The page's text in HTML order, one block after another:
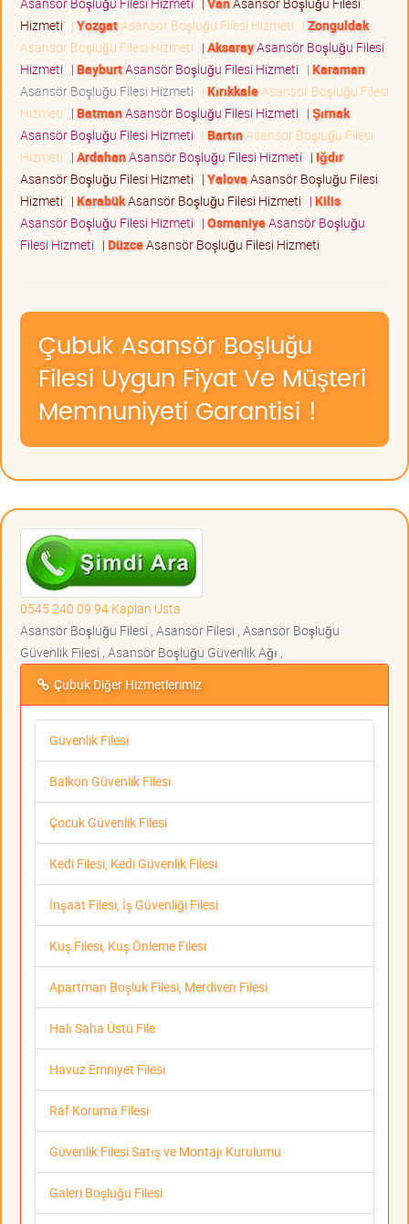
Hizmeti | YozgatAsansör Boşluğu Filesi Hizmeti | Zonguldak
Asansör Boşluğu Filesi Hizmeti | AksarayAsansör Boşluğu Filesi
Hizmeti | BayburtAsansör Boşluğu Filesi Hizmeti | Karaman
Asansör Boşluğu Filesi Hizmeti | KırıkkaleAsansör Boşluğu Filesi
Hizmeti | BatmanAsansör Boşluğu Filesi Hizmeti | Şırnak
Asansör Boşluğu Filesi Hizmeti | BartınAsansör Boşluğu Filesi
Hizmeti | ArdahanAsansör Boşluğu Filesi Hizmeti | Iğdır
Asansör Boşluğu Filesi Hizmeti | YalovaAsansör Boşluğu Filesi
Hizmeti | KarabükAsansör Boşluğu Filesi Hizmeti | Kilis
Asansör Boşluğu Filesi Hizmeti | OsmaniyeAsansör Boşluğu
Filesi Hizmeti | DüzceAsansör Boşluğu Filesi Hizmeti
Çubuk Asansör Boşluğu
Filesi Uygun Fiyat Ve Müşteri
Memnuniyeti Garantisi !
0545 240 09 94 Kaplan Usta
Asansör Boşluğu Filesi , Asansör Filesi , Asansör Boşluğu
Güvenlik Filesi , Asansör Boşluğu Güvenlik Ağı ,
Çubuk Diğer Hizmetlerimiz
Güvenlik Filesi
Balkon Güvenlik Filesi
Çocuk Güvenlik Filesi
Kedi Filesi, Kedi Güvenlik Filesi
İnşaat Filesi, İş Güvenliği Filesi
Kuş Filesi, Kuş Önleme Filesi
Apartman Boşluk Filesi, Merdiven Filesi
Halı Saha Üstü File
Havuz Emniyet Filesi
Raf Koruma Filesi
Güvenlik Filesi Satış ve Montajı Kurulumu
Galeri Boşluğu Filesi